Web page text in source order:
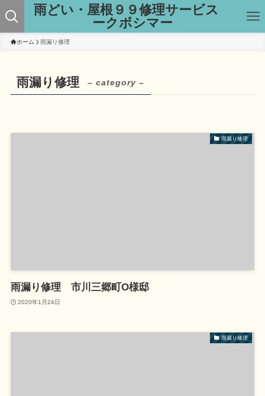
雨どい・屋根９９修理サービス
ークボシマー
ホーム 雨漏り修理
雨漏り修理 – category –
雨漏り修理
雨漏り修理 市川三郷町O様邸
2020年1月24日
雨漏り修理